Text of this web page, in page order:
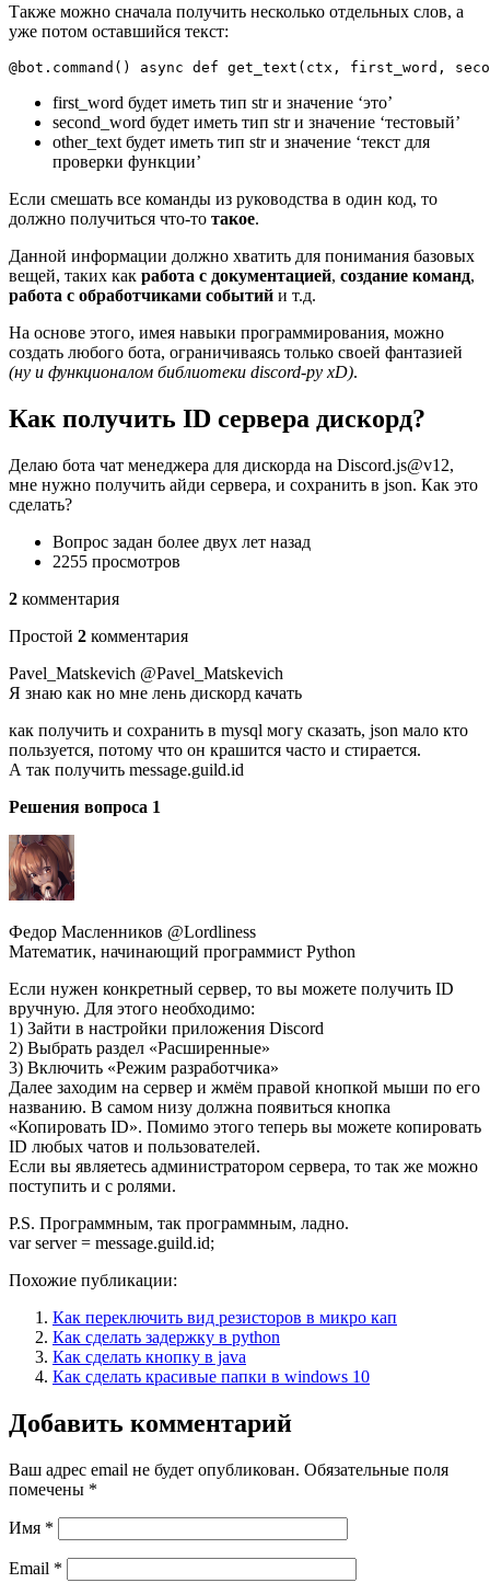
Также можно сначала получить несколько отдельных слов, а
уже потом оставшийся текст:
@bot . command () async def get_text ( ctx , first_word ,
first_word будет иметь тип str и значение ‘это’
second_word будет иметь тип str и значение ‘тестовый’
other_text будет иметь тип str и значение ‘текст для
проверки функции’
Если смешать все команды из руководства в один код, то
должно получиться что-то такое.
Данной информации должно хватить для понимания базовых
вещей, таких как работа с документацией, создание команд,
работа с обработчиками событий и т.д.
На основе этого, имея навыки программирования, можно
создать любого бота, ограничиваясь только своей фантазией
(ну и функционалом библиотеки discord-py xD).
Как получить ID сервера дискорд?
Делаю бота чат менеджера для дискорда на Discord.js@v12,
мне нужно получить айди сервера, и сохранить в json. Как это
сделать?
Вопрос задан более двух лет назад
2255 просмотров
2 комментария
Простой 2 комментария
Pavel_Matskevich @Pavel_Matskevich
Я знаю как но мне лень дискорд качать
как получить и сохранить в mysql могу сказать, json мало кто
пользуется, потому что он крашится часто и стирается.
А так получить message.guild.id
Решения вопроса 1
Федор Масленников @Lordliness
Математик, начинающий программист Python
Если нужен конкретный сервер, то вы можете получить ID
вручную. Для этого необходимо:
1) Зайти в настройки приложения Discord
2) Выбрать раздел «Расширенные»
3) Включить «Режим разработчика»
Далее заходим на сервер и жмём правой кнопкой мыши по его
названию. В самом низу должна появиться кнопка
«Копировать ID». Помимо этого теперь вы можете копировать
ID любых чатов и пользователей.
Если вы являетесь администратором сервера, то так же можно
поступить и с ролями.
P.S. Программным, так программным, ладно.
var server = message.guild.id;
Похожие публикации:
Как переключить вид резисторов в микро кап
Как сделать задержку в python
Как сделать кнопку в java
Как сделать красивые папки в windows 10
Добавить комментарий
Ваш адрес email не будет опубликован. Обязательные поля
помечены *
Имя *
Email *